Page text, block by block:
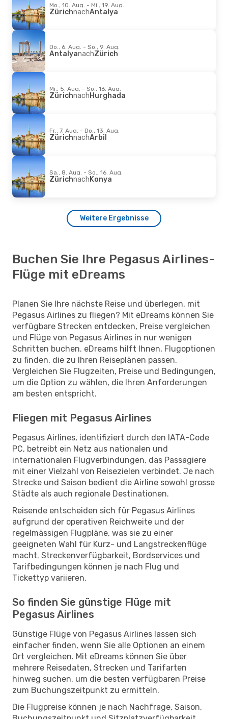
Mo., 10. Aug. - Mi., 19. Aug.
ZürichnachAntalya
Do., 6. Aug. - So., 9. Aug.
AntalyanachZürich
Mi., 5. Aug. - So., 16. Aug.
ZürichnachHurghada
Fr., 7. Aug. - Do., 13. Aug.
ZürichnachArbil
Sa., 8. Aug. - So., 16. Aug.
ZürichnachKonya
Weitere Ergebnisse
Buchen Sie Ihre Pegasus Airlines-
Flüge mit eDreams
Planen Sie Ihre nächste Reise und überlegen, mit
Pegasus Airlines zu fliegen? Mit eDreams können Sie
verfügbare Strecken entdecken, Preise vergleichen
und Flüge von Pegasus Airlines in nur wenigen
Schritten buchen. eDreams hilft Ihnen, Flugoptionen
zu finden, die zu Ihren Reiseplänen passen.
Vergleichen Sie Flugzeiten, Preise und Bedingungen,
um die Option zu wählen, die Ihren Anforderungen
am besten entspricht.
Fliegen mit Pegasus Airlines
Pegasus Airlines, identifiziert durch den IATA-Code
PC, betreibt ein Netz aus nationalen und
internationalen Flugverbindungen, das Passagiere
mit einer Vielzahl von Reisezielen verbindet. Je nach
Strecke und Saison bedient die Airline sowohl grosse
Städte als auch regionale Destinationen.
Reisende entscheiden sich für Pegasus Airlines
aufgrund der operativen Reichweite und der
regelmässigen Flugpläne, was sie zu einer
geeigneten Wahl für Kurz- und Langstreckenflüge
macht. Streckenverfügbarkeit, Bordservices und
Tarifbedingungen können je nach Flug und
Tickettyp variieren.
So finden Sie günstige Flüge mit
Pegasus Airlines
Günstige Flüge von Pegasus Airlines lassen sich
einfacher finden, wenn Sie alle Optionen an einem
Ort vergleichen. Mit eDreams können Sie über
mehrere Reisedaten, Strecken und Tarifarten
hinweg suchen, um die besten verfügbaren Preise
zum Buchungszeitpunkt zu ermitteln.
Die Flugpreise können je nach Nachfrage, Saison,